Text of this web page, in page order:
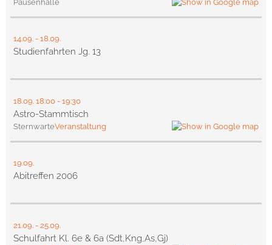
Pausenhalle
14.09. - 18.09.
Studienfahrten Jg. 13
18.09. 18:00 - 19:30
Astro-Stammtisch
SternwarteVeranstaltung
19.09.
Abitreffen 2006
21.09. - 25.09.
Schulfahrt Kl. 6e & 6a (Sdt,Kng,As,Gj)